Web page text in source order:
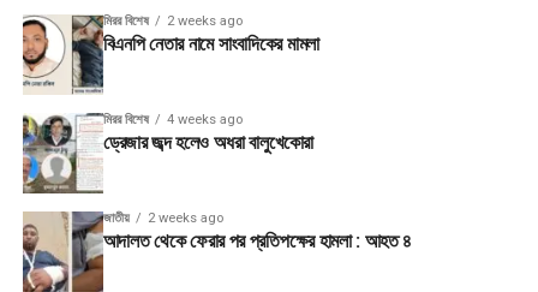
মিরর বিশেষ 2 weeks ago
বিএনপি নেতার নামে সাংবাদিকের মামলা
মিরর বিশেষ 4 weeks ago
ড্রেজার জব্দ হলেও অধরা বালুখেকোরা
জাতীয় 2 weeks ago
আদালত থেকে ফেরার পর প্রতিপক্ষের হামলা : আহত ৪